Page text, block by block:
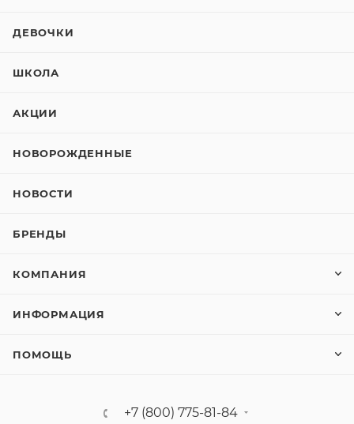
ДЕВОЧКИ
ШКОЛА
АКЦИИ
НОВОРОЖДЕННЫЕ
НОВОСТИ
БРЕНДЫ
КОМПАНИЯ
ИНФОРМАЦИЯ
ПОМОЩЬ
+7 (800) 775-81-84